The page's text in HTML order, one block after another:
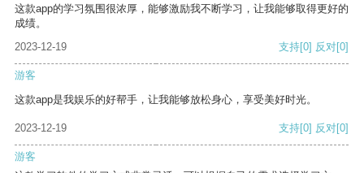
这款app的学习氛围很浓厚，能够激励我不断学习，让我能够取得更好的
成绩。
2023-12-19
支持[0] 反对[0]
游客
这款app是我娱乐的好帮手，让我能够放松身心，享受美好时光。
2023-12-19 支持[0] 反对[0]
游客